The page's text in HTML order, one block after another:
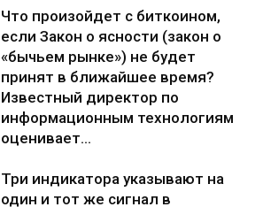
Что произойдет с биткоином,
если Закон о ясности (закон о
«бычьем рынке») не будет
принят в ближайшее время?
Известный директор по
информационным технологиям
оценивает...
Три индикатора указывают на
один и тот же сигнал в